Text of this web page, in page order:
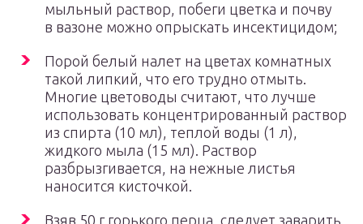
мыльный раствор, побеги цветка и почву
в вазоне можно опрыскать инсектицидом;
Порой белый налет на цветах комнатных
такой липкий, что его трудно отмыть.
Многие цветоводы считают, что лучше
использовать концентрированный раствор
из спирта (10 мл), теплой воды (1 л),
жидкого мыла (15 мл). Раствор
разбрызгивается, на нежные листья
наносится кисточкой.
Взяв 50 г горького перца, следует заварить